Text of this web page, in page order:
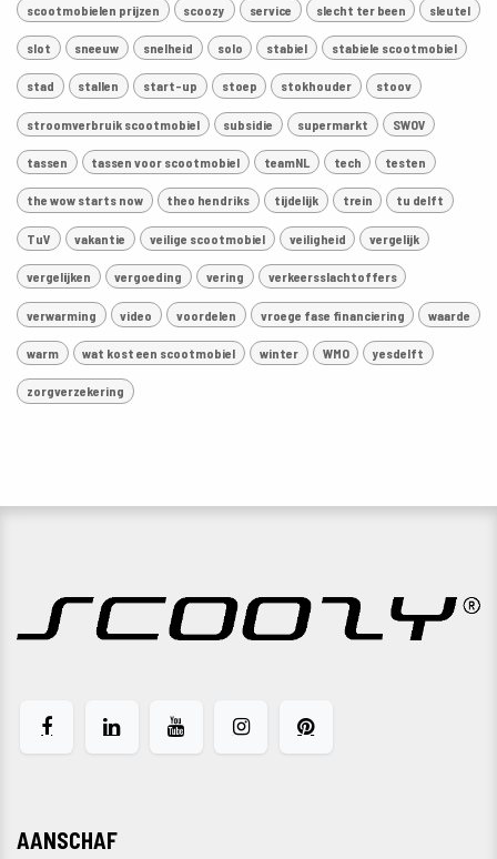
scootmobielen prijzen scoozy service slecht ter been sleutel
slot sneeuw snelheid solo stabiel stabiele scootmobiel
stad stallen start-up stoep stokhouder stoov
stroomverbruik scootmobiel subsidie supermarkt SWOV
tassen tassen voor scootmobiel teamNL tech testen
the wow starts now theo hendriks tijdelijk trein tu delft
TuV vakantie veilige scootmobiel veiligheid vergelijk
vergelijken vergoeding vering verkeersslachtoffers
verwarming video voordelen vroege fase financiering waarde
warm wat kost een scootmobiel winter WMO yesdelft
zorgverzekering
AANSCHAF